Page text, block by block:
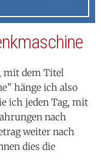
mit dem Titel
hänge ich also
ich jeden Tag, mit
nach
weiter nach
dies die